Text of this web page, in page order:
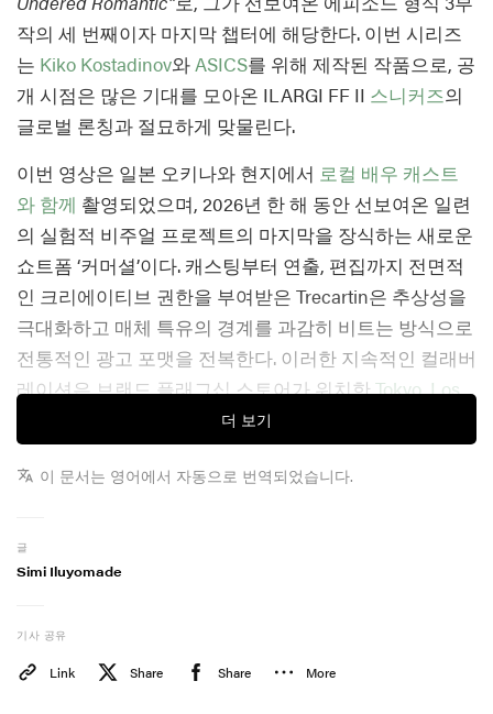
작의 세 번째이자 마지막 챕터에 해당한다. 이번 시리즈
는 Kiko Kostadinov와 ASICS를 위해 제작된 작품으로, 공
개 시점은 많은 기대를 모아온 ILARGI FF II 스니커즈의
글로벌 론칭과 절묘하게 맞물린다.
이번 영상은 일본 오키나와 현지에서 로컬 배우 캐스트
와 함께 촬영되었으며, 2026년 한 해 동안 선보여온 일련
의 실험적 비주얼 프로젝트의 마지막을 장식하는 새로운
쇼트폼 ‘커머셜’이다. 캐스팅부터 연출, 편집까지 전면적
인 크리에이티브 권한을 부여받은 Trecartin은 추상성을
극대화하고 매체 특유의 경계를 과감히 비트는 방식으로
전통적인 광고 포맷을 전복한다. 이러한 지속적인 컬래버
레이션은 브랜드 플래그십 스토어가 위치한Tokyo,Los
에서의 이전 협업에 이어, Kostadinov
와 Trecartin 사이의 예술적 대화를 한층 공고히 한다.
통해 첫 공개되었다. 이 울트라 라이트 러너는 강렬하고
더 보기
이 문서는 영어에서 자동으로 번역되었습니다.
글
Simi Iluyomade
기사 공유
Link Share Share More